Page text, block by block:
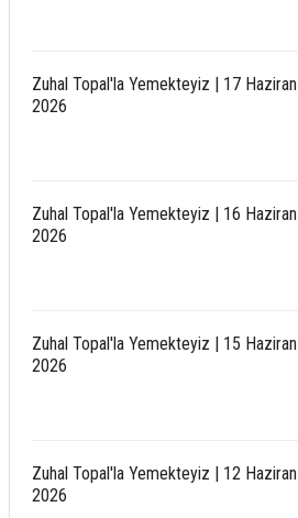
Zuhal Topal'la Yemekteyiz | 17 Haziran
2026
Zuhal Topal'la Yemekteyiz | 16 Haziran
2026
Zuhal Topal'la Yemekteyiz | 15 Haziran
2026
Zuhal Topal'la Yemekteyiz | 12 Haziran
2026